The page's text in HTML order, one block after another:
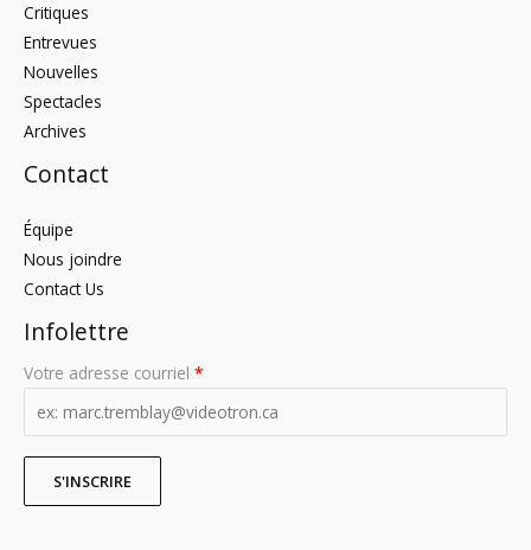
Critiques
Entrevues
Nouvelles
Spectacles
Archives
Contact
Équipe
Nous joindre
Contact Us
Infolettre
Votre adresse courriel *